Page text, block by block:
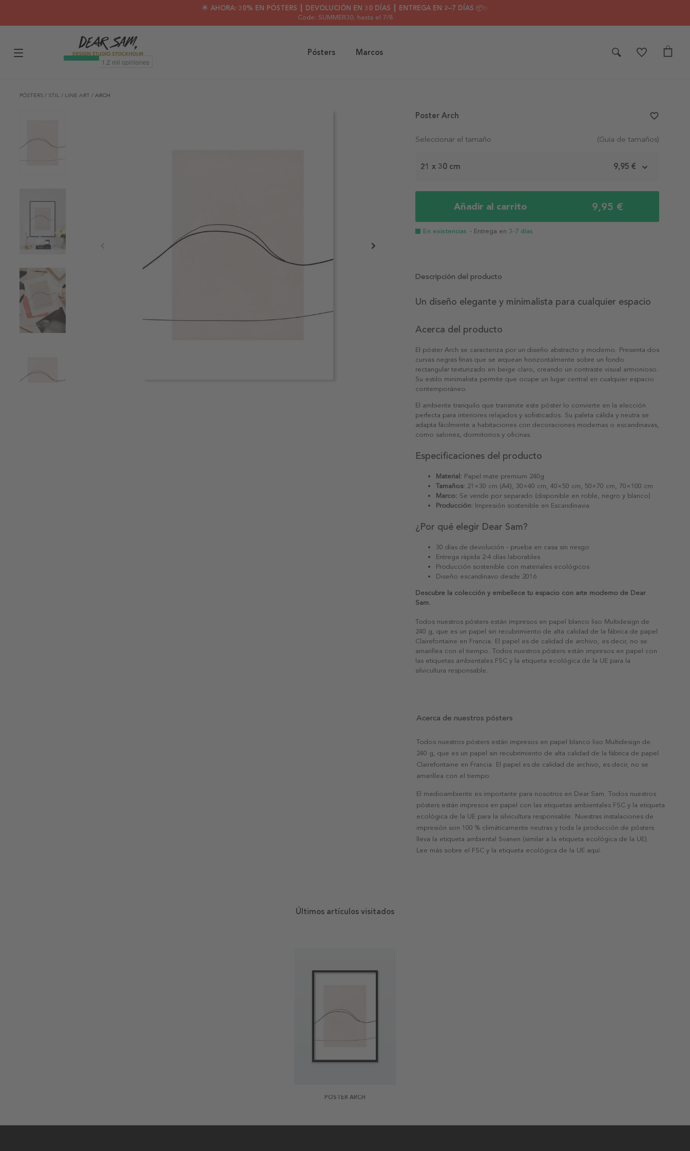
🌟 AHORA: 30% EN PÓSTERS ┃ DEVOLUCIÓN EN 30 DÍAS ┃ ENTREGA EN 2–7 DÍAS 📦✨
Code: SUMMER30, hasta el 7/8
Pósters Marcos
PÓSTERS / STIL / LINE ART / ARCH
Seleccionar el tamaño (Guía de tamaños)
21 x 30 cm 9,95 €
Añadir al carrito 9,95 €
En existencias - Entrega en 3-7 días
Poster Arch favorite_border
Descripción del producto
Un diseño elegante y minimalista para cualquier espacio
Acerca del producto
El póster Arch se caracteriza por un diseño abstracto y moderno. Presenta dos
curvas negras finas que se arquean horizontalmente sobre un fondo
rectangular texturizado en beige claro, creando un contraste visual armonioso.
Su estilo minimalista permite que ocupe un lugar central en cualquier espacio
contemporáneo.
El ambiente tranquilo que transmite este póster lo convierte en la elección
perfecta para interiores relajados y sofisticados. Su paleta cálida y neutra se
adapta fácilmente a habitaciones con decoraciones modernas o escandinavas,
como salones, dormitorios y oficinas.
Especificaciones del producto
Material: Papel mate premium 240g
Tamaños: 21×30 cm (A4), 30×40 cm, 40×50 cm, 50×70 cm, 70×100 cm
Marco: Se vende por separado (disponible en roble, negro y blanco)
Producción: Impresión sostenible en Escandinavia
¿Por qué elegir Dear Sam?
30 días de devolución - prueba en casa sin riesgo
Entrega rápida 2-4 días laborables
Producción sostenible con materiales ecológicos
Diseño escandinavo desde 2016
Descubre la colección y embellece tu espacio con arte moderno de Dear
Sam.
Todos nuestros pósters están impresos en papel blanco liso Multidesign de
240 g, que es un papel sin recubrimiento de alta calidad de la fábrica de papel
Clairefontaine en Francia. El papel es de calidad de archivo, es decir, no se
amarillea con el tiempo. Todos nuestros pósters están impresos en papel con
las etiquetas ambientales FSC y la etiqueta ecológica de la UE para la
silvicultura responsable.
Acerca de nuestros pósters
Todos nuestros pósters están impresos en papel blanco liso Multidesign de
240 g, que es un papel sin recubrimiento de alta calidad de la fábrica de papel
Clairefontaine en Francia. El papel es de calidad de archivo, es decir, no se
amarillea con el tiempo.
El medioambiente es importante para nosotros en Dear Sam. Todos nuestros
pósters están impresos en papel con las etiquetas ambientales FSC y la etiqueta
ecológica de la UE para la silvicultura responsable. Nuestras instalaciones de
impresión son 100 % climáticamente neutras y toda la producción de pósters
lleva la etiqueta ambiental Svanen (similar a la etiqueta ecológica de la UE).
Lee más sobre el FSC y la etiqueta ecológica de la UE aquí.
Últimos artículos visitados
POSTER ARCH